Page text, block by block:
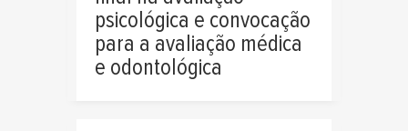
psicológica e convocação
para a avaliação médica
e odontológica